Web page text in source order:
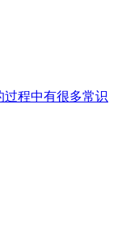
程中有很多常识